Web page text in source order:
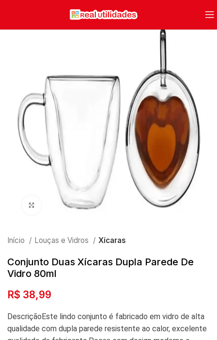
Clique para ampliar
Início Louças e Vidros Xícaras
Conjunto Duas Xícaras Dupla Parede De
Vidro 80ml
R$ 38,99
DescriçãoEste lindo conjunto é fabricado em vidro de alta
qualidade com dupla parede resistente ao calor, excelente